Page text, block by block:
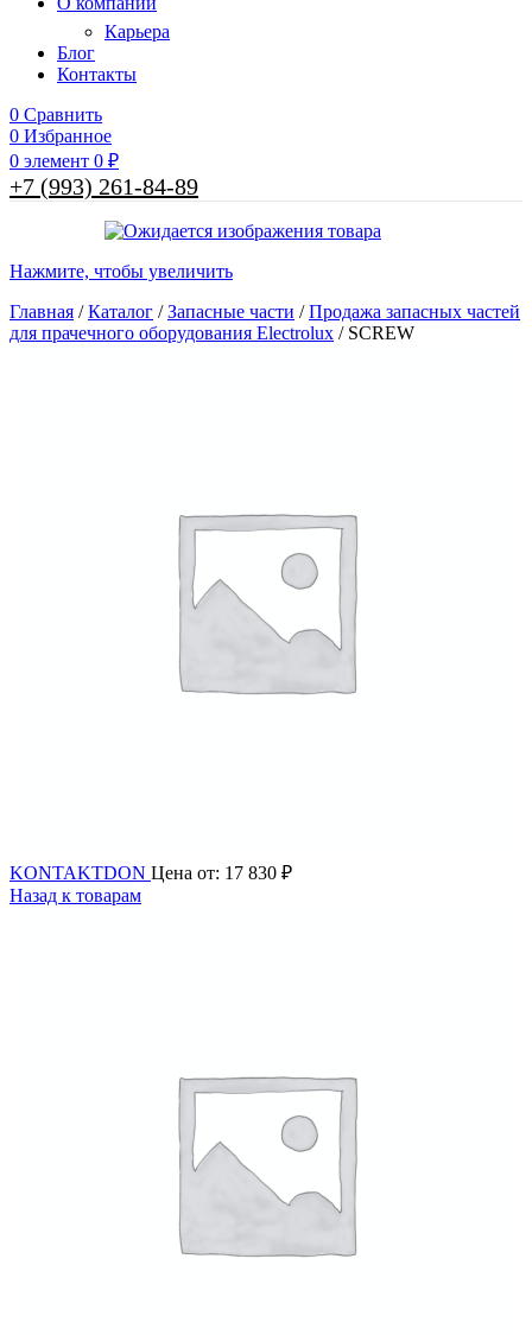
Карьера
Блог
Контакты
0 Сравнить
0 Избранное
0 элемент 0 ₽
+7 (993) 261-84-89
Нажмите, чтобы увеличить
Главная /Каталог /Запасные части /Продажа запасных частей
для прачечного оборудования Electrolux / SCREW
KONTAKTDON Цена от: 17 830 ₽
Назад к товарам